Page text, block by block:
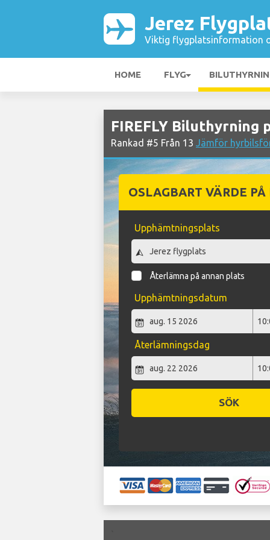
Jerez
Viktig flygplatsinformation
HOME FLYG
FIREFLY Biluthyrning
Rankad #5 Från 13 Jämför
OSLAGBART VÄRDE
Upphämtningsplats
Återlämna på annan plats
Upphämtningsdatum
Återlämningsdag
SÖK